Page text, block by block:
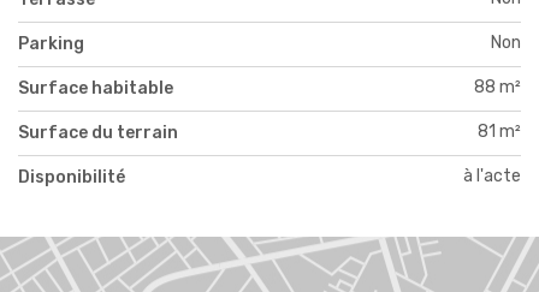
Parking Non
Surface habitable 88 m²
Surface du terrain 81 m²
Disponibilité à l'acte